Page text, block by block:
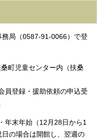
局（0587-91-0066）で登
町児童センター内（扶桑
員登録・援助依頼の申込受
年末年始（12月28日から1
の場合は開館し、翌週の